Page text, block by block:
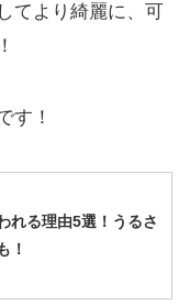
てより綺麗に、可
す！
れる理由5選！うるさ
！